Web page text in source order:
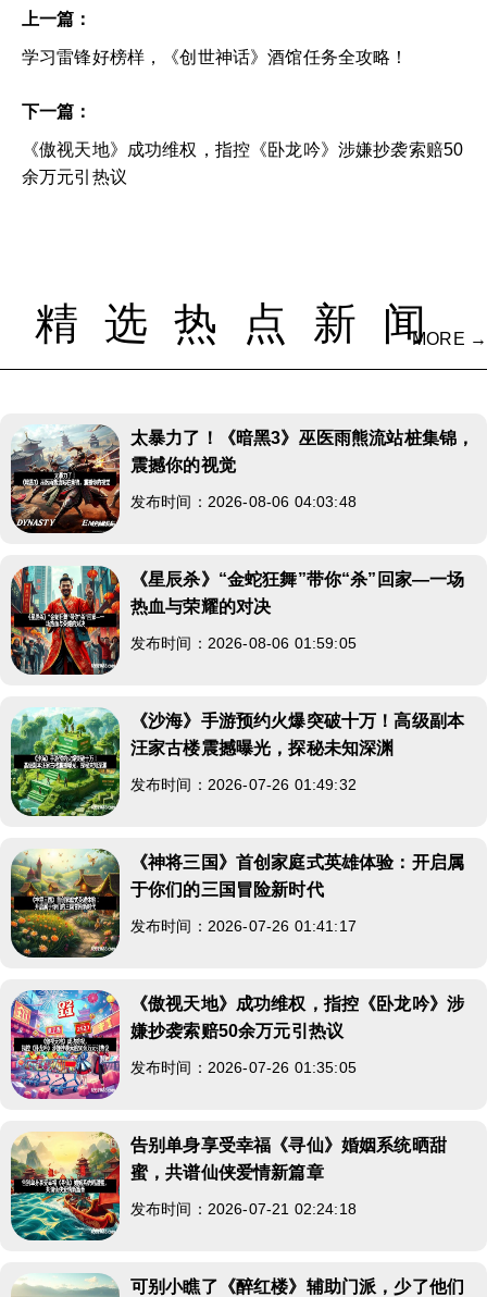
上一篇：
学习雷锋好榜样，《创世神话》酒馆任务全攻略！
下一篇：
《傲视天地》成功维权，指控《卧龙吟》涉嫌抄袭索赔50
余万元引热议
精选热点新闻
MORE →
太暴力了！《暗黑3》巫医雨熊流站桩集锦，
震撼你的视觉
发布时间：2026-08-06 04:03:48
《星辰杀》“金蛇狂舞”带你“杀”回家—一场
热血与荣耀的对决
发布时间：2026-08-06 01:59:05
《沙海》手游预约火爆突破十万！高级副本
汪家古楼震撼曝光，探秘未知深渊
发布时间：2026-07-26 01:49:32
《神将三国》首创家庭式英雄体验：开启属
于你们的三国冒险新时代
发布时间：2026-07-26 01:41:17
《傲视天地》成功维权，指控《卧龙吟》涉
嫌抄袭索赔50余万元引热议
发布时间：2026-07-26 01:35:05
告别单身享受幸福《寻仙》婚姻系统晒甜
蜜，共谱仙侠爱情新篇章
发布时间：2026-07-21 02:24:18
可别小瞧了《醉红楼》辅助门派，少了他们